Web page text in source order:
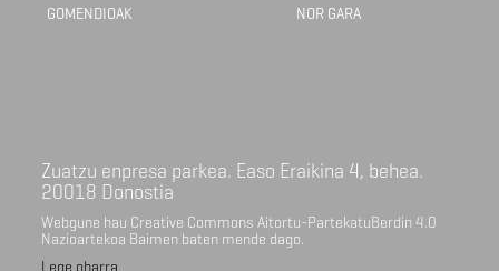
GOMENDIOAK
NOR GARA
Zuatzu enpresa parkea. Easo Eraikina 4, behea.
20018 Donostia
Webgune hau Creative Commons Aitortu-PartekatuBerdin 4.0
Nazioartekoa Baimen baten mende dago.